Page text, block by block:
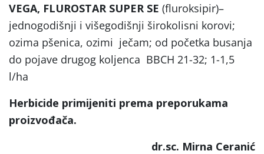
VEGA, FLUROSTAR SUPER SE (fluroksipir)–
jednogodišnji i višegodišnji širokolisni korovi;
ozima pšenica, ozimi ječam; od početka busanja
do pojave drugog koljenca BBCH 21-32; 1-1,5
l/ha
Herbicide primijeniti prema preporukama
proizvođača.
dr.sc. Mirna Ceranić